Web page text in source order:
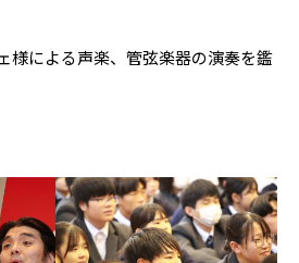
様による声楽、管弦楽器の演奏を鑑